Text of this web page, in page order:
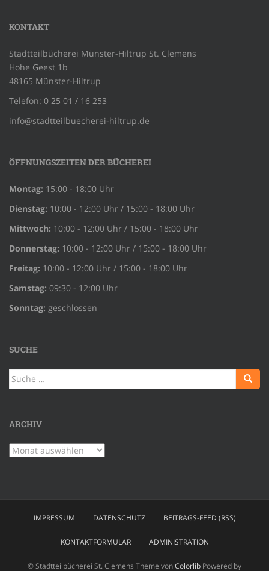
KONTAKT
Stadtteilbücherei Münster-Hiltrup St. Clemens
Hohe Geest 1b
48165 Münster-Hiltrup
Telefon: 0 25 01 / 16 253
info@stadtteilbuecherei-hiltrup.de
ÖFFNUNGSZEITEN DER BÜCHEREI
Montag: 15:00 - 18:00 Uhr
Dienstag: 10:00 - 12:00 Uhr / 15:00 - 18:00 Uhr
Mittwoch: 10:00 - 12:00 Uhr / 15:00 - 18:00 Uhr
Donnerstag: 10:00 - 12:00 Uhr / 15:00 - 18:00 Uhr
Freitag: 10:00 - 12:00 Uhr / 15:00 - 18:00 Uhr
Samstag: 09:30 - 12:00 Uhr
Sonntag: geschlossen
SUCHE
Suche
nach:
ARCHIV
Archiv
IMPRESSUM DATENSCHUTZ BEITRAGS-FEED (RSS)
KONTAKTFORMULAR ADMINISTRATION
© Stadtteilbücherei St. Clemens Theme vonColorlib Powered by